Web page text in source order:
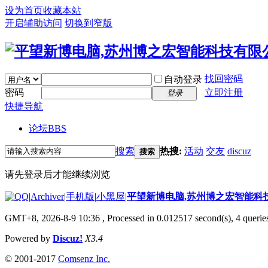
设为首页收藏本站
开启辅助访问 切换到窄版
自动登录 找回密码
密码
登录
立即注册
快捷导航
论坛BBS
搜索 搜索 热搜: 活动 交友 discuz
请先登录后才能继续浏览
|Archiver|手机版|小黑屋|平望新博电脑,苏州博之宏智能科
GMT+8, 2026-8-9 10:36 , Processed in 0.012517 second(s), 4
Powered by Discuz! X3.4
© 2001-2017 Comsenz Inc.